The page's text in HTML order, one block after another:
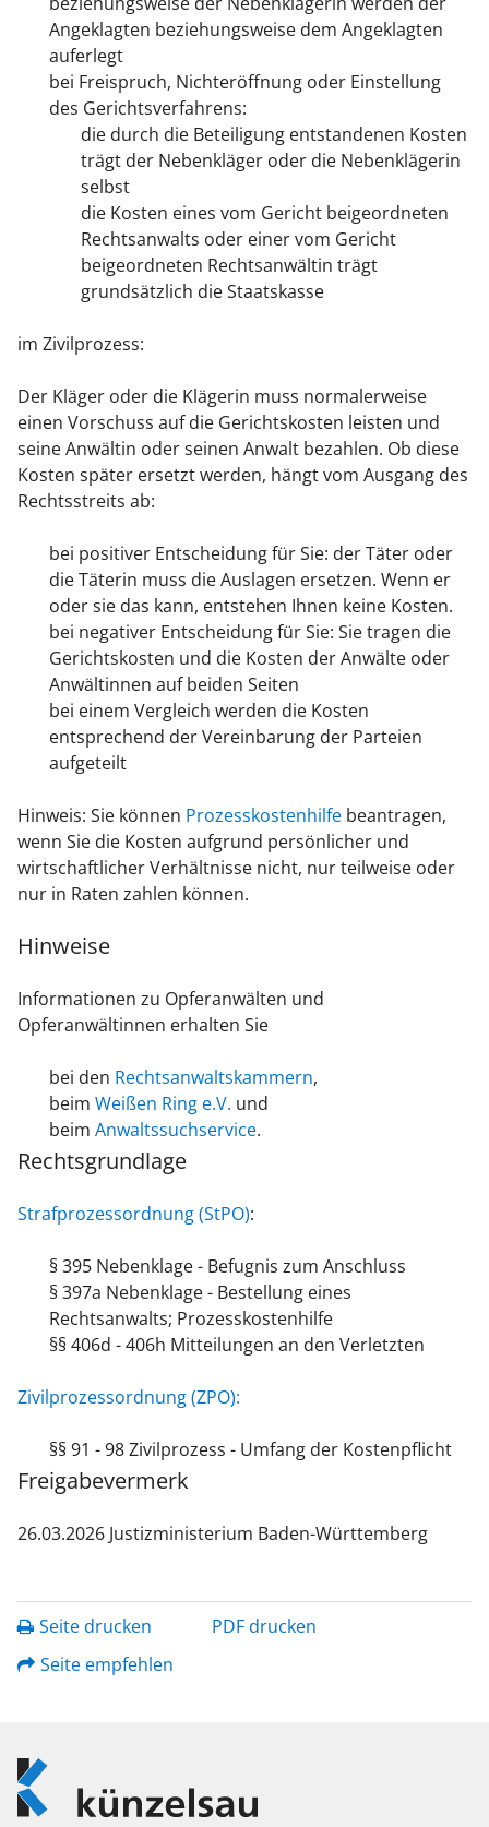
Angeklagten beziehungsweise dem Angeklagten
auferlegt
bei Freispruch, Nichteröffnung oder Einstellung
des Gerichtsverfahrens:
die durch die Beteiligung entstandenen Kosten
trägt der Nebenkläger oder die Nebenklägerin
selbst
die Kosten eines vom Gericht beigeordneten
Rechtsanwalts oder einer vom Gericht
beigeordneten Rechtsanwältin trägt
grundsätzlich die Staatskasse
im Zivilprozess:
Der Kläger oder die Klägerin muss normalerweise
einen Vorschuss auf die Gerichtskosten leisten und
seine Anwältin oder seinen Anwalt bezahlen. Ob diese
Kosten später ersetzt werden, hängt vom Ausgang des
Rechtsstreits ab:
bei positiver Entscheidung für Sie: der Täter oder
die Täterin muss die Auslagen ersetzen. Wenn er
oder sie das kann, entstehen Ihnen keine Kosten.
bei negativer Entscheidung für Sie: Sie tragen die
Gerichtskosten und die Kosten der Anwälte oder
Anwältinnen auf beiden Seiten
bei einem Vergleich werden die Kosten
entsprechend der Vereinbarung der Parteien
aufgeteilt
Hinweis: Sie können Prozesskostenhilfe beantragen,
wenn Sie die Kosten aufgrund persönlicher und
wirtschaftlicher Verhältnisse nicht, nur teilweise oder
nur in Raten zahlen können.
Hinweise
Informationen zu Opferanwälten und
Opferanwältinnen erhalten Sie
bei den Rechtsanwaltskammern,
beim Weißen Ring e.V. und
beim Anwaltssuchservice.
Rechtsgrundlage
Strafprozessordnung (StPO):
§ 395 Nebenklage - Befugnis zum Anschluss
§ 397a Nebenklage - Bestellung eines
Rechtsanwalts; Prozesskostenhilfe
§§ 406d - 406h Mitteilungen an den Verletzten
Zivilprozessordnung (ZPO):
§§ 91 - 98 Zivilprozess - Umfang der Kostenpflicht
Freigabevermerk
26.03.2026 Justizministerium Baden-Württemberg
Seite drucken
PDF drucken
Seite empfehlen
Logo
Künzelsau